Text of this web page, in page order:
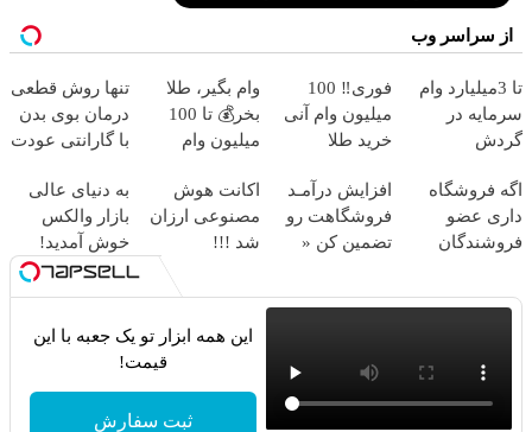
از سراسر وب
تا 3میلیارد وام
سرمایه در
گردش
فروشگاهت رو
ثبت کن
فوری‼️ 100
میلیون وام آنی
خرید طلا
وام بگیر، طلا
بخر💰 تا 100
میلیون وام
ضامن
تنها روش قطعی
درمان بوی بدن
با گارانتی عودت
ببین
اگه فروشگاه
داری عضو
فروشندگان
میلیارد وام بگیر
افزایش درآمـد
فروشگاهت رو
تضمین کن «
ثبت کن »
اکانت هوش
مصنوعی ارزان
شد !!!
به دنیای عالی
بازار والکس
خوش آمدید!
ترید را آغاز
کنید!
این همه ابزار تو یک جعبه با این
قیمت!
ثبت سفارش